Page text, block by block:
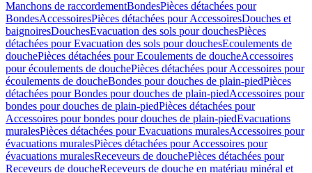
Manchons de raccordementBondesPièces détachées pour
BondesAccessoiresPièces détachées pour AccessoiresDouches et
baignoiresDouchesEvacuation des sols pour douchesPièces
détachées pour Evacuation des sols pour douchesEcoulements de
douchePièces détachées pour Ecoulements de doucheAccessoires
pour écoulements de douchePièces détachées pour Accessoires pour
écoulements de doucheBondes pour douches de plain-piedPièces
détachées pour Bondes pour douches de plain-piedAccessoires pour
bondes pour douches de plain-piedPièces détachées pour
Accessoires pour bondes pour douches de plain-piedEvacuations
muralesPièces détachées pour Evacuations muralesAccessoires pour
évacuations muralesPièces détachées pour Accessoires pour
évacuations muralesReceveurs de douchePièces détachées pour
Receveurs de doucheReceveurs de douche en matériau minéral et